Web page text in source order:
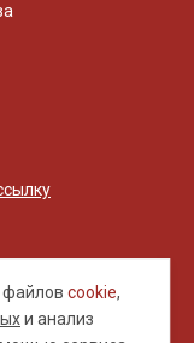
файловcookie,
и анализ